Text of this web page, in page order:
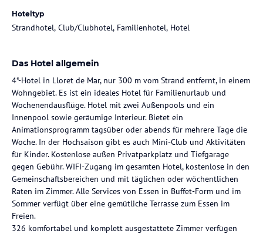
Hoteltyp
Strandhotel, Club/Clubhotel, Familienhotel, Hotel
Das Hotel allgemein
4*-Hotel in Lloret de Mar, nur 300 m vom Strand entfernt, in einem
Wohngebiet. Es ist ein ideales Hotel für Familienurlaub und
Wochenendausflüge. Hotel mit zwei Außenpools und ein
Innenpool sowie geräumige Interieur. Bietet ein
Animationsprogramm tagsüber oder abends für mehrere Tage die
Woche. In der Hochsaison gibt es auch Mini-Club und Aktivitäten
für Kinder. Kostenlose außen Privatparkplatz und Tiefgarage
gegen Gebühr. WIFI-Zugang im gesamten Hotel, kostenlose in den
Gemeinschaftsbereichen und mit täglichen oder wöchentlichen
Raten im Zimmer. Alle Services von Essen in Buffet-Form und im
Sommer verfügt über eine gemütliche Terrasse zum Essen im
Freien.
326 komfortabel und komplett ausgestattete Zimmer verfügen